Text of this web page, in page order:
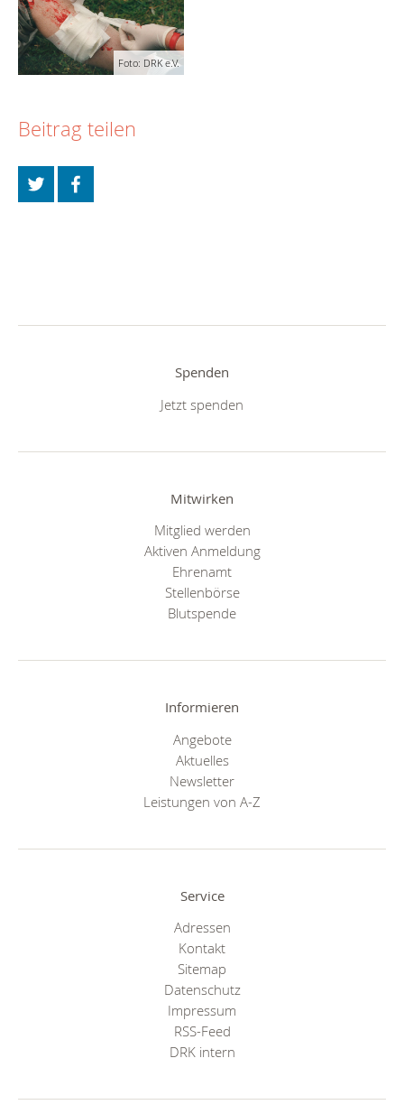
Foto: DRK e.V.
Beitrag teilen
Spenden
Jetzt spenden
Mitwirken
Mitglied werden
Aktiven Anmeldung
Ehrenamt
Stellenbörse
Blutspende
Informieren
Angebote
Aktuelles
Newsletter
Leistungen von A-Z
Service
Adressen
Kontakt
Sitemap
Datenschutz
Impressum
RSS-Feed
DRK intern